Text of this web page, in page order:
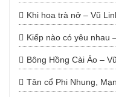
Khi hoa trà nở – Vũ
Kiếp nào có yêu nhau
Bông Hồng Cài Áo –
Tân cổ Phi Nhung,